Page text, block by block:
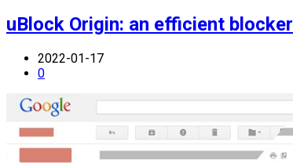
uBlock Origin: an efficient blocker
2022-01-17
0